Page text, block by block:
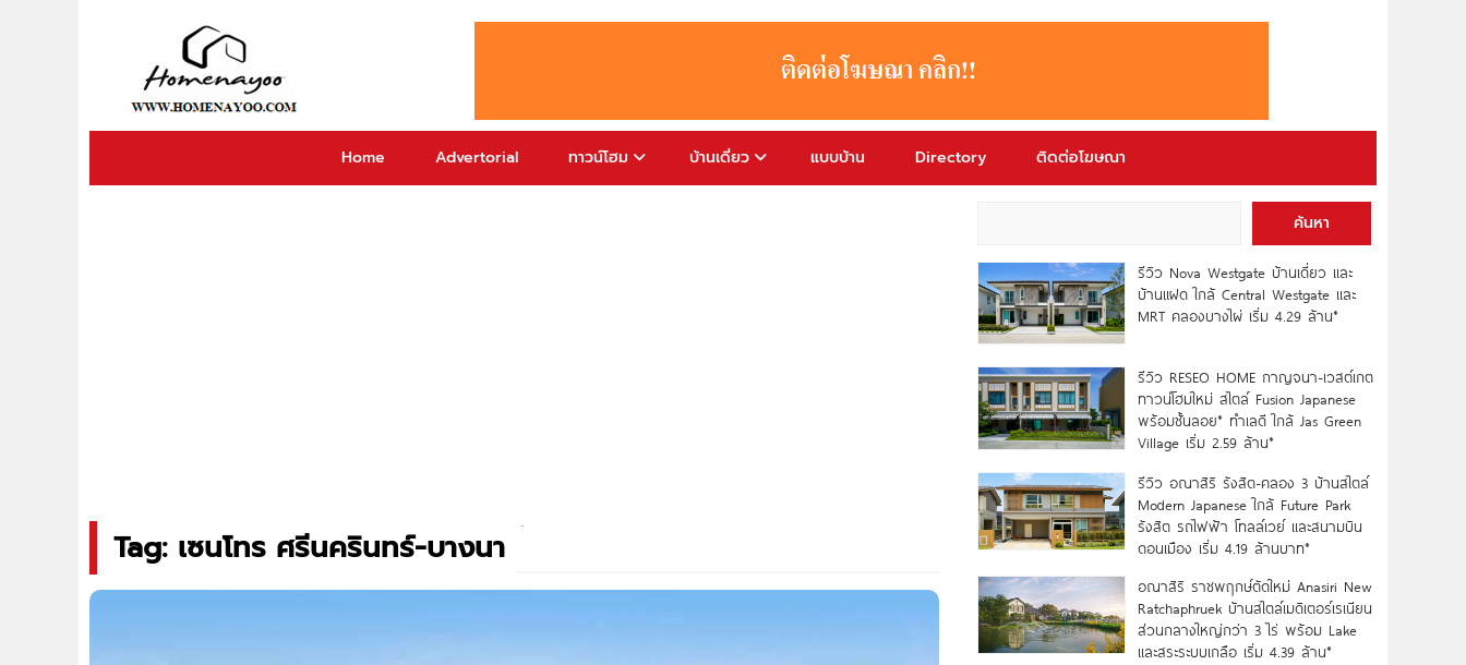
Home Advertorial ทาวน์โฮม บ้านเดี่ยว แบบบ้าน Directory ติดต่อโฆษณา
Tag: เซนโทร ศรีนครินทร์-บางนา
ค้นหา
รีวิว Nova Westgate บ้านเดี่ยว และ
บ้านแฝด ใกล้ Central Westgate และ
MRT คลองบางไผ่ เริ่ม 4.29 ล้าน*
รีวิว RESEO HOME กาญจนา-เวสต์เกต
ทาวน์โฮมใหม่ สไตล์ Fusion Japanese
พร้อมชั้นลอย* ทำเลดี ใกล้ Jas Green
Village เริ่ม 2.59 ล้าน*
รีวิว อณาสิริ รังสิต-คลอง 3 บ้านสไตล์
Modern Japanese ใกล้ Future Park
รังสิต รถไฟฟ้า โทลล์เวย์ และสนามบิน
ดอนเมือง เริ่ม 4.19 ล้านบาท*
อณาสิริ ราชพฤกษ์ตัดใหม่ Anasiri New
Ratchaphruek บ้านสไตล์เมดิเตอร์เรเนียน
ส่วนกลางใหญ่กว่า 3 ไร่ พร้อม Lake
และสระระบบเกลือ เริ่ม 4.39 ล้าน*